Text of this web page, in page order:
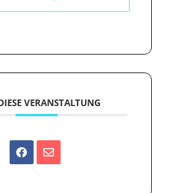
VERANSTALTUNG